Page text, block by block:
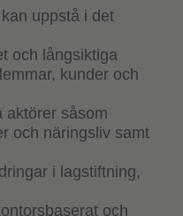
uppstå i det
och långsiktiga
kunder och
aktörer såsom
och näringsliv samt
i lagstiftning,
och